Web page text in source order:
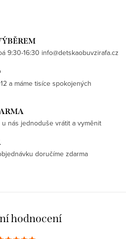
9:30-16:30 info@detskaobuvzirafa.cz
a máme tisíce spokojených
nás jednoduše vrátit a vyměnit
doručíme zdarma
hodnocení